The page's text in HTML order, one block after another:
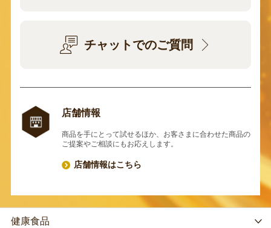
チャットでのご質問
店舗情報
商品を手にとって試せるほか、お客さまに合わせた商品の
ご提案やご相談にもお応えします。
店舗情報はこちら
健康食品